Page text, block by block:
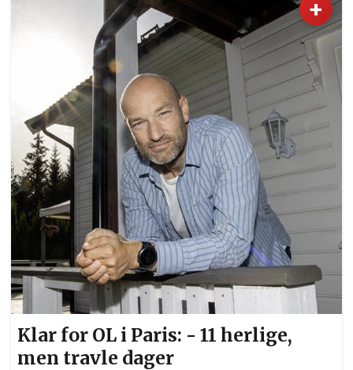
noe slikt, og tilbakemeldingene vi har fått er
utelukkende positive, sier Heidi Lunde Elstad,
som er styremedlem i Nordre Eidsvoll. Denne
gjengen hadde fantatiske dager under
sommercampen til Nordre Eidsvoll IL Ski og
Friid...
+
Klar for OL i Paris: - 11 herlige,
men travle dager